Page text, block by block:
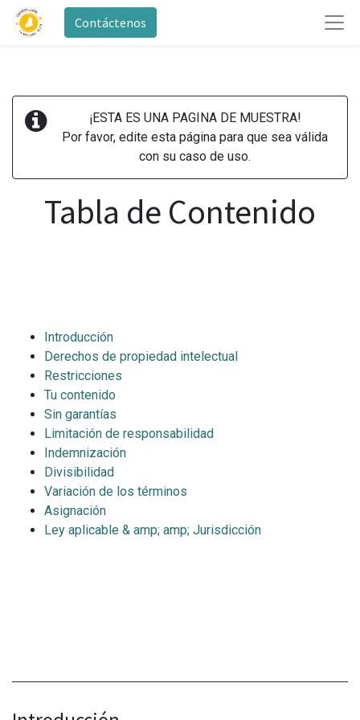
Contáctenos
¡ESTA ES UNA PAGINA DE MUESTRA!
Por favor, edite esta página para que sea válida
con su caso de uso.
Tabla de Contenido
Introducción
Derechos de propiedad intelectual
Restricciones
Tu contenido
Sin garantías
Limitación de responsabilidad
Indemnización
Divisibilidad
Variación de los términos
Asignación
Ley aplicable & amp; amp; Jurisdicción